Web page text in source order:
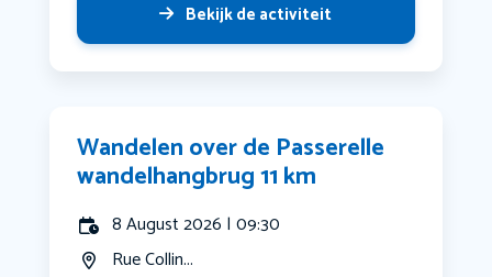
Bekijk de activiteit
Wandelen over de Passerelle
wandelhangbrug 11 km
8 August 2026 | 09:30
Rue Collin...